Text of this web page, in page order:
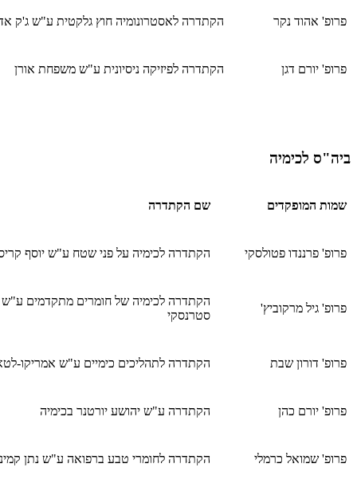
פרופ' אהוד נקר הקתדרה לאסטרונומיה חוץ גלקטית ע"ש ג'ק
פרופ' יורם דגן הקתדרה לפיזיקה ניסיונית ע"ש משפחת אורן
ביה"ס לכימיה
שמות המופקדים שם הקתדרה
פרופ' פרננדו פטולסקי הקתדרה לכימיה על פני שטח ע"ש יוסף
פרופ' גיל מרקוביץ'
הקתדרה לכימיה של חומרים מתקדמים ע"ש
סטרנסקי
פרופ' דורון שבת הקתדרה לתהליכים כימיים ע"ש אמריקו-
פרופ' יורם כהן הקתדרה ע"ש יהושע יורטנר בכימיה
פרופ' שמואל כרמלי הקתדרה לחומרי טבע ברפואה ע"ש נתן